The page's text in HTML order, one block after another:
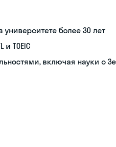
более 30 лет
и TOEIC
включая науки о